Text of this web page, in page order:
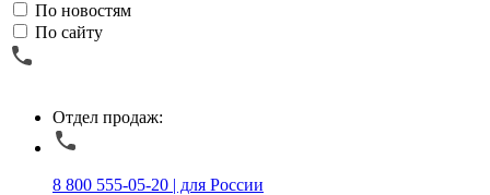
По новостям
По сайту
Отдел продаж:
8 800 555-05-20 | для России